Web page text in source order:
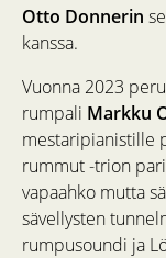
Otto Donnerin
kanssa.
Vuonna 2023
rumpali Markku
mestaripianistille
rummut -trion
vapaahko mutta
sävellysten
rumpusoundi ja